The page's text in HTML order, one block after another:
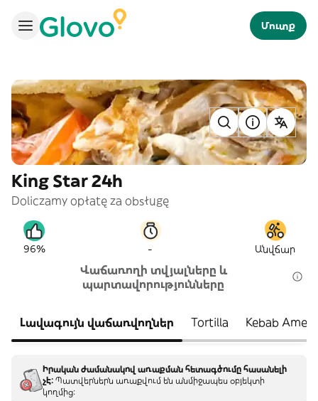
Մուտք
King Star 24h
Doliczamy opłatę za obsługę
96% - Անվճար
Վաճառողի տվյալները և
պարտավորությունները
Լավագույն վաճառվողներ Tortilla Kebab
Իրական ժամանակով առաքման հետագծումը հասանելի
չէ: Պատվերներն առաքվում են անմիջապես օբյեկտի
կողմից: